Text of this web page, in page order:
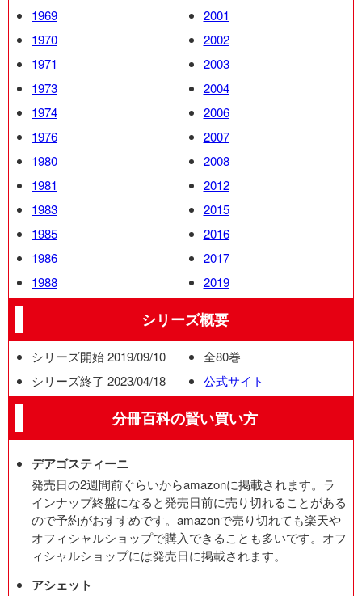
1969
1970
1971
1973
1974
1976
1980
1981
1983
1985
1986
1988
2001
2002
2003
2004
2006
2007
2008
2012
2015
2016
2017
2019
シリーズ概要
シリーズ開始 2019/09/10
シリーズ終了 2023/04/18
全80巻
公式サイト
分冊百科の賢い買い方
デアゴスティーニ
発売日の2週間前ぐらいからamazonに掲載されます。ラ
インナップ終盤になると発売日前に売り切れることがある
ので予約がおすすめです。amazonで売り切れても楽天や
オフィシャルショップで購入できることも多いです。オフ
ィシャルショップには発売日に掲載されます。
アシェット